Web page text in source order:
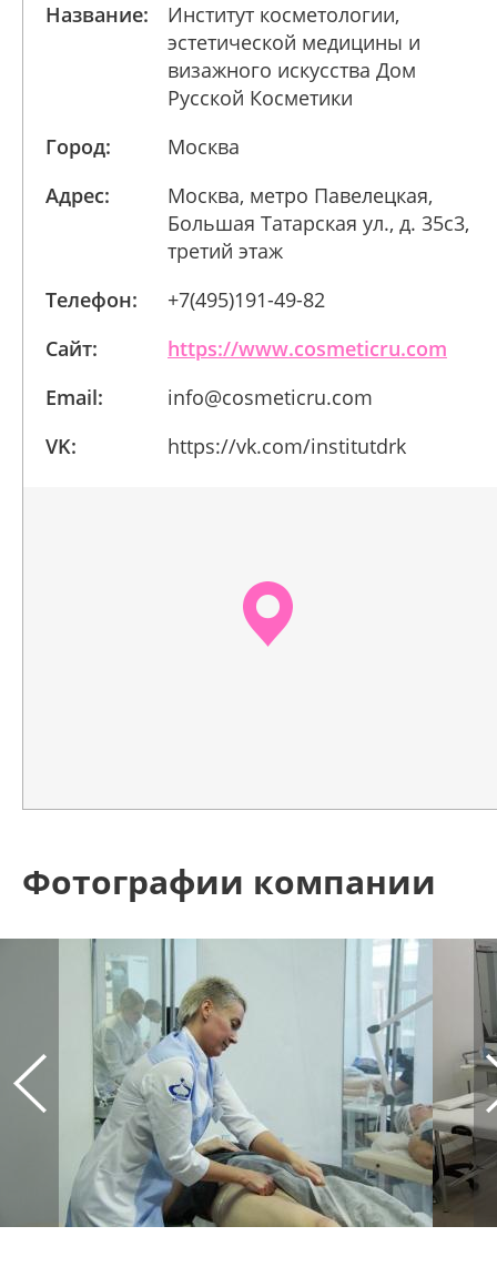
Название:
Институт косметологии,
эстетической медицины и
визажного искусства Дом
Русской Косметики
Город:
Москва
Адрес:
Москва, метро Павелецкая,
Большая Татарская ул., д. 35с3,
третий этаж
Телефон:
+7(495)191-49-82
Сайт:
https://www.cosmeticru.com
Email:
info@cosmeticru.com
VK:
https://vk.com/institutdrk
Фотографии компании